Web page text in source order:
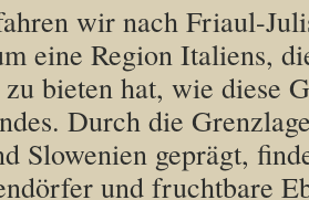
wir nach Friaul-
eine Region Italiens,
bieten hat, wie diese
Durch die
Slowenien geprägt,
und fruchtbare